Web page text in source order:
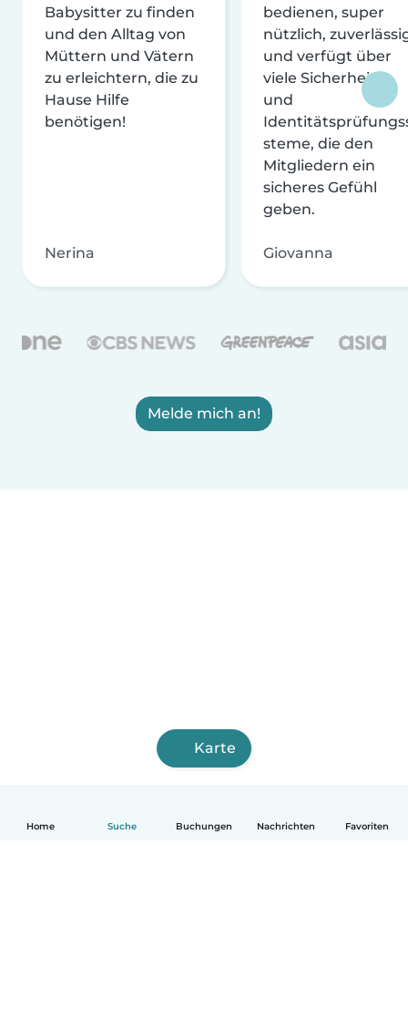
Home Suche Buchungen Nachrichten Favoriten
Babysitter zu finden
und den Alltag von
Müttern und Vätern
zu erleichtern, die zu
Hause Hilfe
benötigen!
Nerina
bedienen, super
nützlich,
und verfügt über
viele Sicherheits-
und
steme, die den
Mitgliedern ein
sicheres Gefühl
geben.
Giovanna
Melde mich an!
Karte